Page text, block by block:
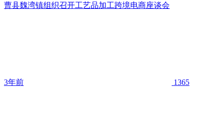
曹县魏湾镇组织召开工艺品加工跨境电商座谈会
3年前 1365